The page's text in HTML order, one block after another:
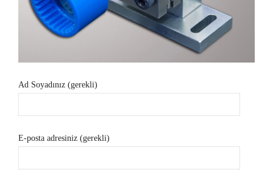
Ad Soyadınız (gerekli)
E-posta adresiniz (gerekli)